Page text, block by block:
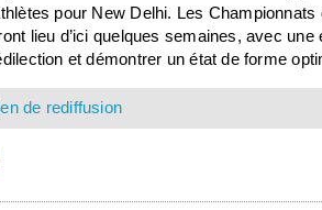
pour New Delhi. Les
lieu d’ici quelques semaines, avec
et démontrer un état de forme
de rediffusion